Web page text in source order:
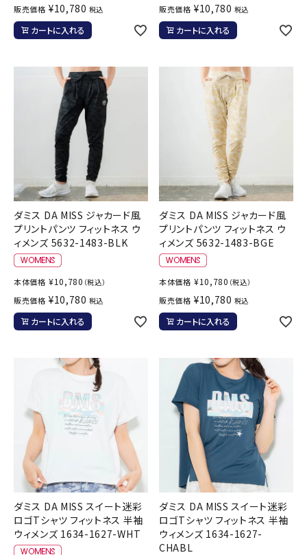
販売価格 ¥10,780 税込
カートに入れる
販売価格 ¥10,780 税込
カートに入れる
ダミス DA MISS ジャカード風
プリントパンツ フィットネス ウ
ィメンズ 5632-1483-BLK
本体価格 ¥10,780 （税込）
販売価格 ¥10,780 税込
カートに入れる
ダミス DA MISS ジャカード風
プリントパンツ フィットネス ウ
ィメンズ 5632-1483-BGE
本体価格 ¥10,780 （税込）
販売価格 ¥10,780 税込
カートに入れる
ダミス DA MISS スイート迷彩
ロゴTシャツ フィットネス 半袖
ウィメンズ 1634-1627-WHT
ダミス DA MISS スイート迷彩
ロゴTシャツ フィットネス 半袖
ウィメンズ 1634-1627-
CHABL